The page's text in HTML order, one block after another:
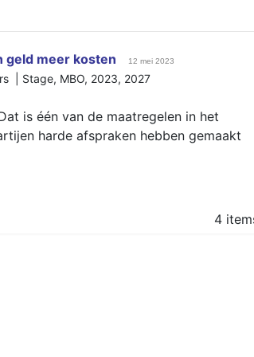
geld meer kosten 12 mei 2023
| Stage, MBO, 2023, 2027
is één van de maatregelen in het
harde afspraken hebben gemaakt
4